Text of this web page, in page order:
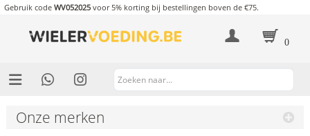
Gebruik code WV052025voor 5% korting bij bestellingen boven de €75.
0
Onze merken